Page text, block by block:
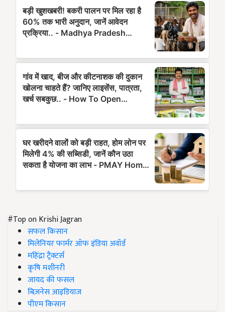
#Top on Krishi Jagran
सफल किसान
मिलेनियर फार्मर ऑफ इंडिया अवॉर्ड
महिंद्रा ट्रैक्टर्स
कृषि मशीनरी
जायद की फसल
बिज़नेस आइडियाज
पीएम किसान